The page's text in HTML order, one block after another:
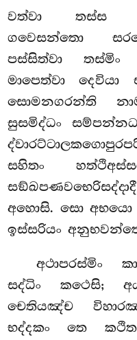
වත්වා තස්ස
ගවෙසන්තො
පස්සිත්වා
මාපෙත්වා දෙවියා
සොමනගරන්ති
සුසමිද්ධං
සහිතං
අහොසි. සො අභයො
ඉස්සරියං
අථාපරස්මිං
සද්ධිං කථෙසි;
චෙතියඤ්ච
භද්දකං තෙ